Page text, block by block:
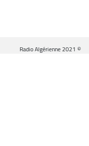
© Radio Algérienne 2021